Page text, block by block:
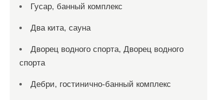
Гусар, банный комплекс
Два кита, сауна
Дворец водного спорта, Дворец водного
спорта
Дебри, гостинично-банный комплекс